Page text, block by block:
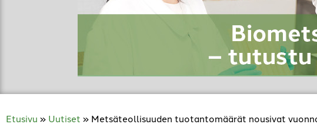
Etusivu » Uutiset » Metsäteollisuuden tuotantomäärät nousivat